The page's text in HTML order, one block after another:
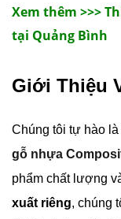
Xem thêm >>>
tại Quảng Bình
Giới Thiệu
Chúng tôi tự hào
gỗ nhựa
phẩm chất lượng
xuất riêng, chúng